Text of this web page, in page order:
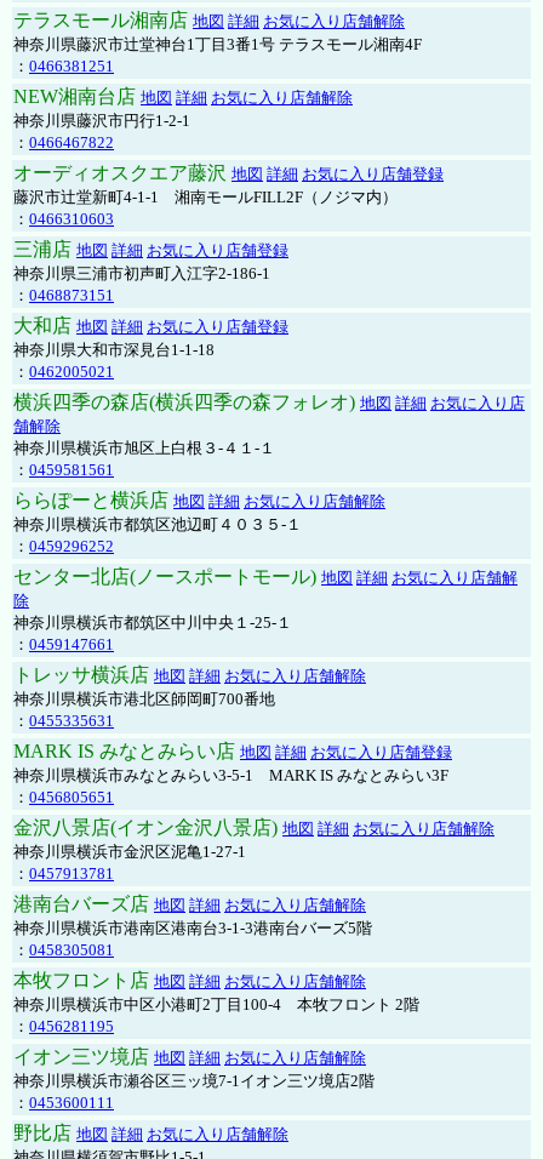
テラスモール湘南店 地図 詳細 お気に入り店舗解除
神奈川県藤沢市辻堂神台1丁目3番1号 テラスモール湘南4F
： 0466381251
NEW湘南台店 地図 詳細 お気に入り店舗解除
神奈川県藤沢市円行1-2-1
： 0466467822
オーディオスクエア藤沢 地図 詳細 お気に入り店舗登録
藤沢市辻堂新町4-1-1 湘南モールFILL2F（ノジマ内）
： 0466310603
三浦店 地図 詳細 お気に入り店舗登録
神奈川県三浦市初声町入江字2-186-1
： 0468873151
大和店 地図 詳細 お気に入り店舗登録
神奈川県大和市深見台1-1-18
： 0462005021
横浜四季の森店(横浜四季の森フォレオ) 地図 詳細 お気に入り店
舗解除
神奈川県横浜市旭区上白根３-４１-１
： 0459581561
ららぽーと横浜店 地図 詳細 お気に入り店舗解除
神奈川県横浜市都筑区池辺町４０３５-１
： 0459296252
センター北店(ノースポートモール) 地図 詳細 お気に入り店舗解
除
神奈川県横浜市都筑区中川中央１-25-１
： 0459147661
トレッサ横浜店 地図 詳細 お気に入り店舗解除
神奈川県横浜市港北区師岡町700番地
： 0455335631
MARK IS みなとみらい店 地図 詳細 お気に入り店舗登録
神奈川県横浜市みなとみらい3-5-1 MARK IS みなとみらい3F
： 0456805651
金沢八景店(イオン金沢八景店) 地図 詳細 お気に入り店舗解除
神奈川県横浜市金沢区泥亀1-27-1
： 0457913781
港南台バーズ店 地図 詳細 お気に入り店舗解除
神奈川県横浜市港南区港南台3-1-3港南台バーズ5階
： 0458305081
本牧フロント店 地図 詳細 お気に入り店舗解除
神奈川県横浜市中区小港町2丁目100-4 本牧フロント 2階
： 0456281195
イオン三ツ境店 地図 詳細 お気に入り店舗解除
神奈川県横浜市瀬谷区三ッ境7-1イオン三ツ境店2階
： 0453600111
野比店 地図 詳細 お気に入り店舗解除